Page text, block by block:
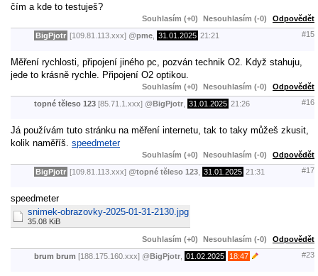
čím a kde to testuješ?
Souhlasím (+0) Nesouhlasím (-0) Odpovědět
BigPjotr [109.81.113.xxx] @pme 31.01.2025 21:21 #15
Měření rychlosti, připojení jiného pc, pozván technik O2. Když stahuju,
jede to krásně rychle. Připojení O2 optikou.
Souhlasím (+0) Nesouhlasím (-0) Odpovědět
topné těleso 123 [85.71.1.xxx] @BigPjotr 31.01.2025 21:26 #16
Já používám tuto stránku na měření internetu, tak to taky můžeš zkusit,
kolik naměříš. speedmeter
Souhlasím (+0) Nesouhlasím (-0) Odpovědět
BigPjotr [109.81.113.xxx] @topné těleso 123 31.01.2025 21:31 #17
speedmeter
snimek-obrazovky-2025-01-31-2130.jpg
35.08 KiB
Souhlasím (+0) Nesouhlasím (-0) Odpovědět
brum brum [188.175.160.xxx] @BigPjotr 01.02.2025 18:47 #23